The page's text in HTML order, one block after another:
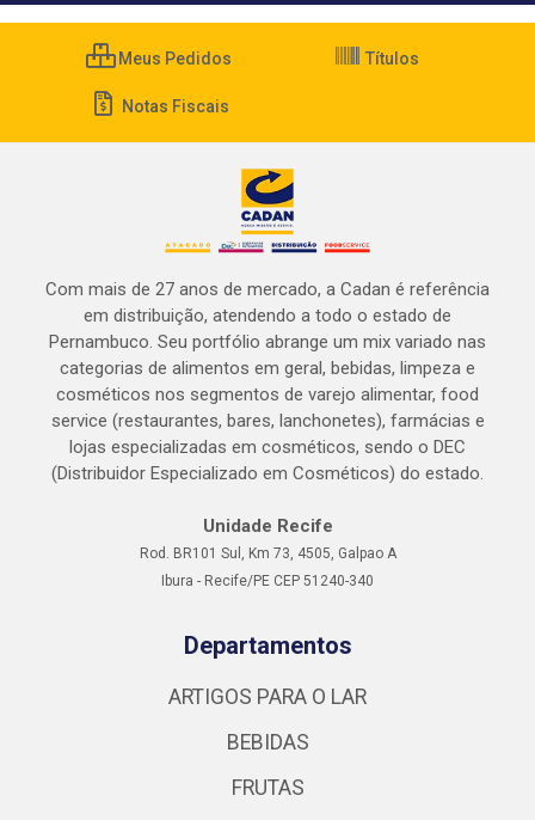
Meus Pedidos Títulos
Notas Fiscais
Com mais de 27 anos de mercado, a Cadan é referência
em distribuição, atendendo a todo o estado de
Pernambuco. Seu portfólio abrange um mix variado nas
categorias de alimentos em geral, bebidas, limpeza e
cosméticos nos segmentos de varejo alimentar, food
service (restaurantes, bares, lanchonetes), farmácias e
lojas especializadas em cosméticos, sendo o DEC
(Distribuidor Especializado em Cosméticos) do estado.
Unidade Recife
Rod. BR101 Sul, Km 73, 4505, Galpao A
Ibura - Recife/PE CEP 51240-340
Departamentos
ARTIGOS PARA O LAR
BEBIDAS
FRUTAS